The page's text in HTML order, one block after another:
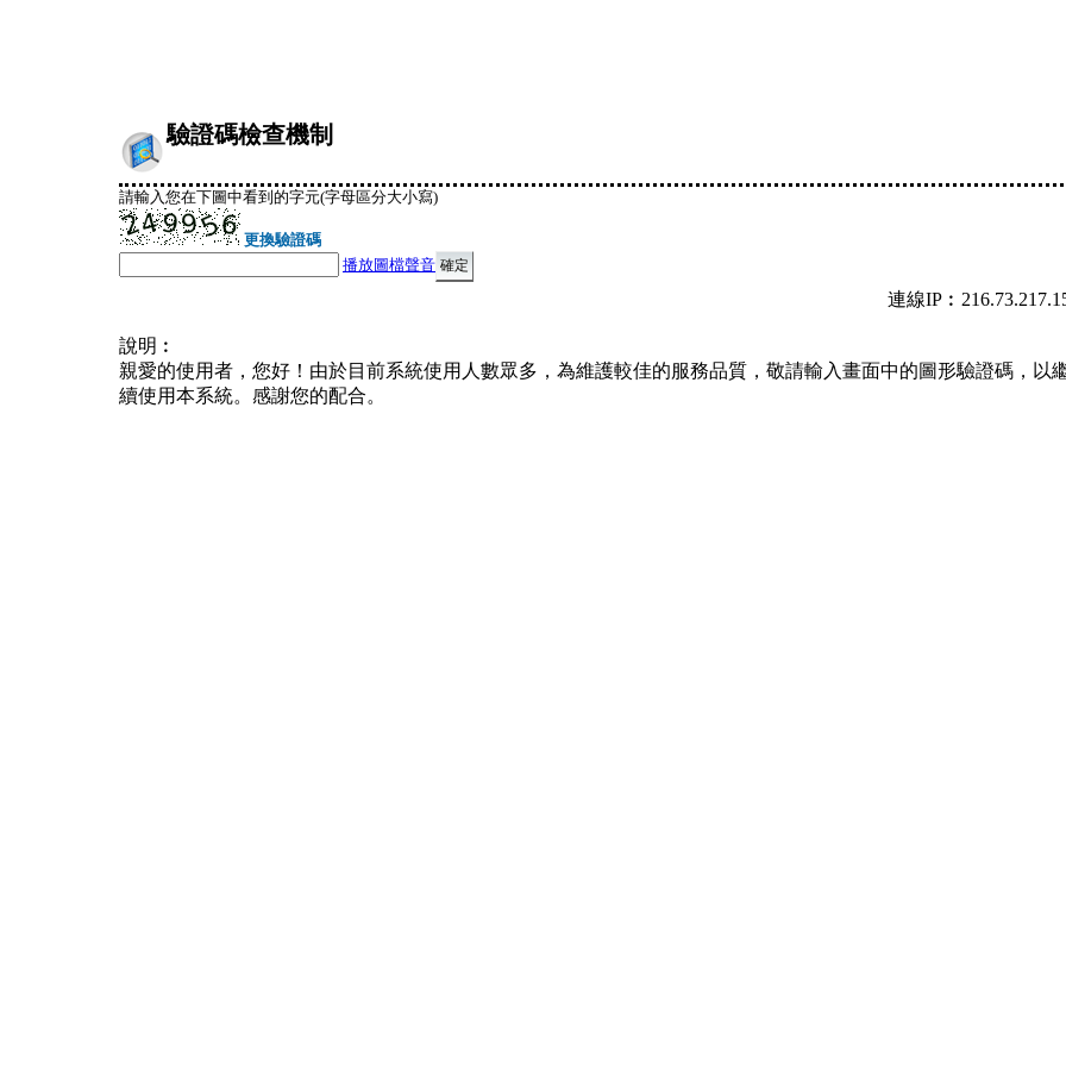
驗證碼檢查機制
請輸入您在下圖中看到的字元(字母區分大小寫)
更換驗證碼
播放圖檔聲音
連線
說明︰
親愛的使用者，您好！由於目前系統使用人數眾多，為維護較佳的服務品質，敬請輸入畫面中的圖形驗證碼，以
續使用本系統。感謝您的配合。